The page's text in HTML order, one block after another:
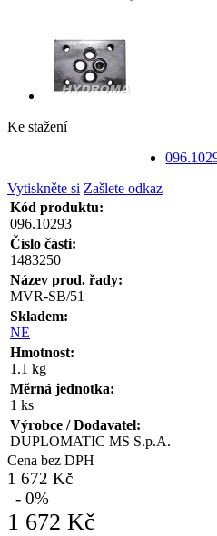
Ke stažení
Vytiskněte si Zašlete odkaz
Kód produktu:
096.10293
Číslo části:
1483250
Název prod. řady:
MVR-SB/51
Skladem:
NE
Hmotnost:
1.1 kg
Měrná jednotka:
1 ks
Výrobce / Dodavatel:
DUPLOMATIC MS S.p.A.
Cena bez DPH
1 672 Kč
- 0%
1 672 Kč